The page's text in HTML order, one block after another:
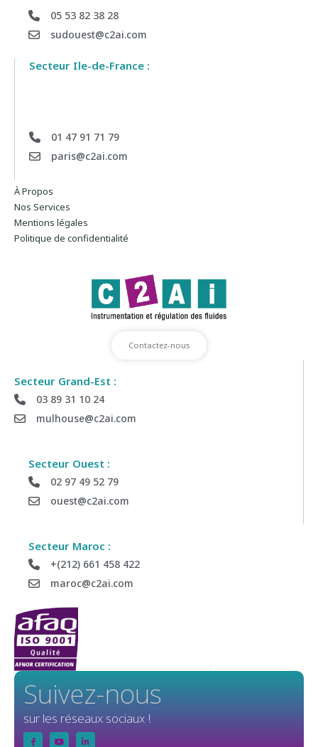
05 53 82 38 28
sudouest@c2ai.com
Secteur Ile-de-France :
01 47 91 71 79
paris@c2ai.com
À Propos
Nos Services
Mentions légales
Politique de confidentialité
Contactez-nous
Secteur Grand-Est :
03 89 31 10 24
mulhouse@c2ai.com
Secteur Ouest :
02 97 49 52 79
ouest@c2ai.com
Secteur Maroc :
+(212) 661 458 422
maroc@c2ai.com
Suivez-nous
sur les réseaux sociaux !